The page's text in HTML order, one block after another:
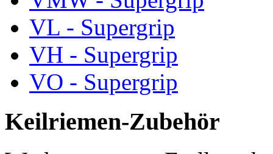
VL - Supergrip
VH - Supergrip
VO - Supergrip
Keilriemen-Zubehör